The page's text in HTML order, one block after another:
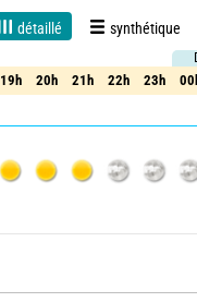
détaillé synthétique
Fiabilité 75%
19h 20h 21h 22h 23h
19h 20h 21h 22h 23h